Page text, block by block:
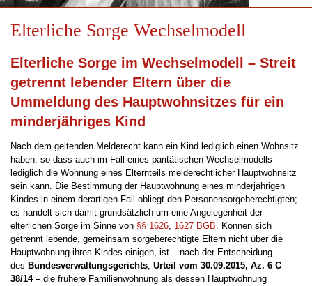
Elterliche Sorge Wechselmodell
Elterliche Sorge im Wechselmodell – Streit
getrennt lebender Eltern über die
Ummeldung des Hauptwohnsitzes für ein
minderjähriges Kind
Nach dem geltenden Melderecht kann ein Kind lediglich einen Wohnsitz
haben, so dass auch im Fall eines paritätischen Wechselmodells
lediglich die Wohnung eines Elternteils melderechtlicher Hauptwohnsitz
sein kann. Die Bestimmung der Hauptwohnung eines minderjährigen
Kindes in einem derartigen Fall obliegt den Personensorgeberechtigten;
es handelt sich damit grundsätzlich um eine Angelegenheit der
elterlichen Sorge im Sinne von §§ 1626, 1627 BGB. Können sich
getrennt lebende, gemeinsam sorgeberechtigte Eltern nicht über die
Hauptwohnung ihres Kindes einigen, ist – nach der Entscheidung
des Bundesverwaltungsgerichts,Urteil vom 30.09.2015, Az. 6 C
38/14 –die frühere Familienwohnung als dessen Hauptwohnung